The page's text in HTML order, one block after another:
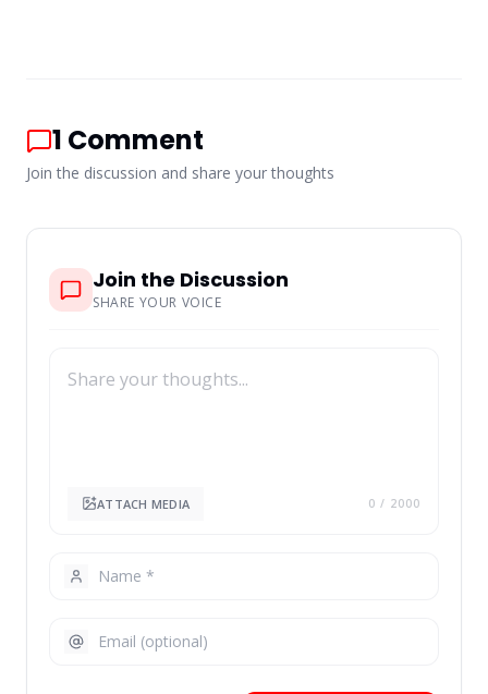
1 Comment
Join the discussion and share your thoughts
Join the Discussion
SHARE YOUR VOICE
ATTACH MEDIA 0 / 2000